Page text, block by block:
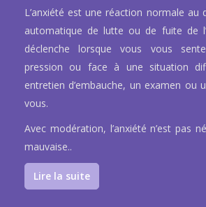
L’anxiété est une réaction normale au
automatique de lutte ou de fuite de
déclenche lorsque vous vous
pression ou face à une situation
entretien d’embauche, un examen ou
vous.
Avec modération, l’anxiété n’est pas
mauvaise..
Lire la suite